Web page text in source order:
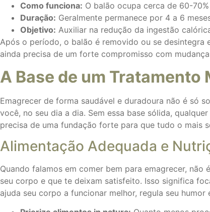
Como funciona: O balão ocupa cerca de 60-
Duração: Geralmente permanece por 4 a 6
Objetivo: Auxiliar na redução da ingestão
Após o período, o balão é removido ou se desintegra
ainda precisa de um forte compromisso com
A Base de um
Emagrecer de forma saudável e duradoura não é só
você, no seu dia a dia. Sem essa base sólida,
precisa de uma fundação forte para que tudo o mais
Alimentação Adequada e
Quando falamos em comer bem para emagrecer,
seu corpo e que te deixam satisfeito. Isso significa
ajuda seu corpo a funcionar melhor, regula seu